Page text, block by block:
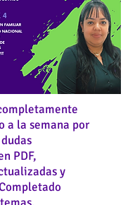
a la semana por
PDF,
y